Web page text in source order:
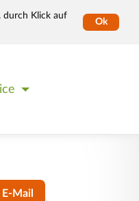
durch Klick auf
Ok
Mail